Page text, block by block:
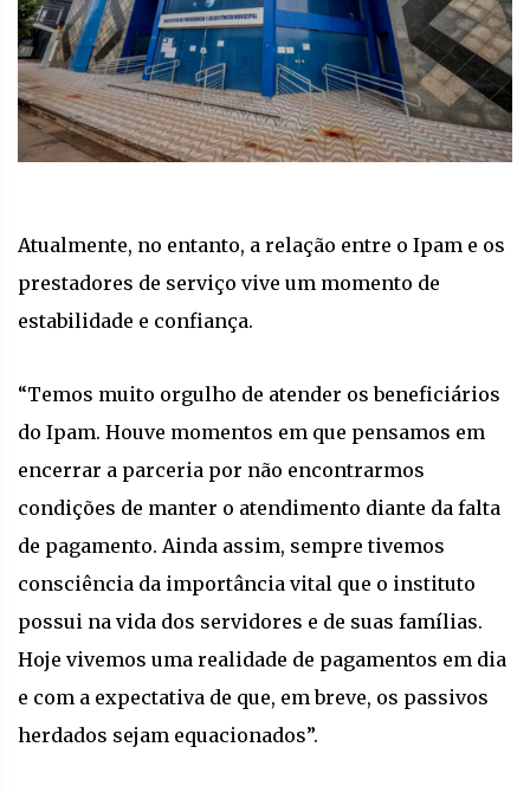
Atualmente, no entanto, a relação entre o Ipam e os
prestadores de serviço vive um momento de
estabilidade e confiança.
“Temos muito orgulho de atender os beneficiários
do Ipam. Houve momentos em que pensamos em
encerrar a parceria por não encontrarmos
condições de manter o atendimento diante da falta
de pagamento. Ainda assim, sempre tivemos
consciência da importância vital que o instituto
possui na vida dos servidores e de suas famílias.
Hoje vivemos uma realidade de pagamentos em dia
e com a expectativa de que, em breve, os passivos
herdados sejam equacionados”.